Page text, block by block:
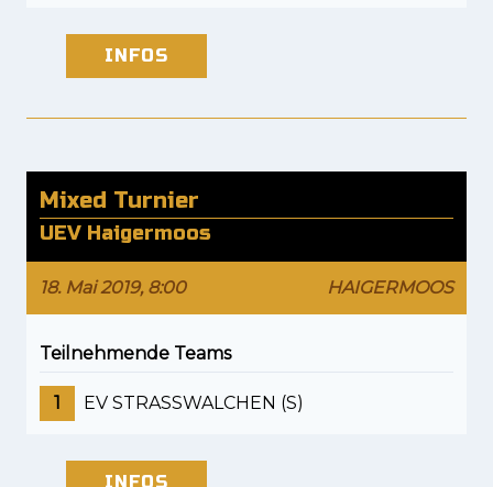
INFOS
Mixed Turnier
UEV Haigermoos
18. Mai 2019, 8:00 HAIGERMOOS
Teilnehmende Teams
1 EV STRASSWALCHEN (S)
INFOS